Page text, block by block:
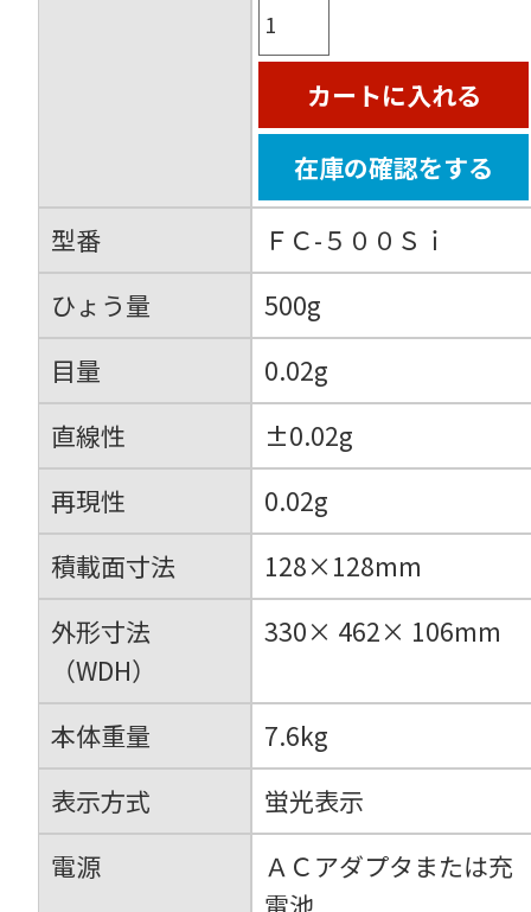
カートに入れる
在庫の確認をする
型番
ＦＣ-５００Ｓｉ
ひょう量
500g
目量
0.02g
直線性
±0.02g
再現性
0.02g
積載面寸法
128×128mm
外形寸法
（WDH）
330× 462× 106mm
本体重量
7.6kg
表示方式
蛍光表示
電源
ＡＣアダプタまたは充